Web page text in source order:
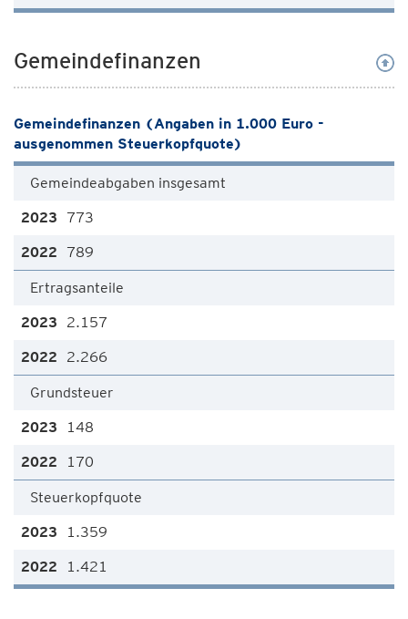
Gemeindefinanzen
Gemeindefinanzen (Angaben in 1.000 Euro -
ausgenommen Steuerkopfquote)
Gemeindeabgaben insgesamt
773
789
Ertragsanteile
2.157
2.266
Grundsteuer
148
170
Steuerkopfquote
1.359
1.421